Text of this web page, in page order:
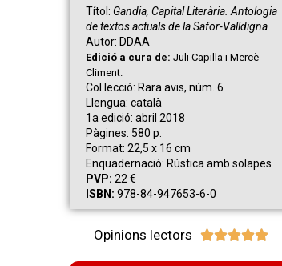
Títol: Gandia, Capital Literària. Antologia
de textos actuals de la Safor-Valldigna
Autor: DDAA
Edició a cura de: Juli Capilla i Mercè
Climent.
Col·lecció: Rara avis, núm. 6
Llengua: català
1a edició: abril 2018
Pàgines: 580 p.
Format: 22,5 x 16 cm
Enquadernació: Rústica amb solapes
PVP: 22 €
ISBN: 978-84-947653-6-0
Opinions lectors 